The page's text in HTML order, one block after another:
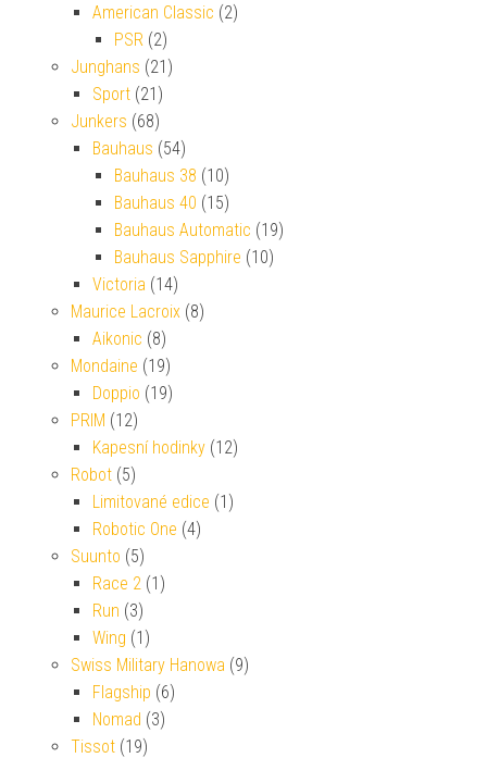
American Classic (2)
PSR (2)
Junghans (21)
Sport (21)
Junkers (68)
Bauhaus (54)
Bauhaus 38 (10)
Bauhaus 40 (15)
Bauhaus Automatic (19)
Bauhaus Sapphire (10)
Victoria (14)
Maurice Lacroix (8)
Aikonic (8)
Mondaine (19)
Doppio (19)
PRIM (12)
Kapesní hodinky (12)
Robot (5)
Limitované edice (1)
Robotic One (4)
Suunto (5)
Race 2 (1)
Run (3)
Wing (1)
Swiss Military Hanowa (9)
Flagship (6)
Nomad (3)
Tissot (19)